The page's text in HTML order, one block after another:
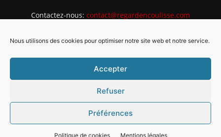
Nous utilisons des cookies pour optimiser notre site web et notre service.
Accepter
Refuser
Préférences
Politique de cookies Mentions légales
Contactez-nous: contact@regardencoulisse.com
Intégration Ghislain Fayard
Mentions légales